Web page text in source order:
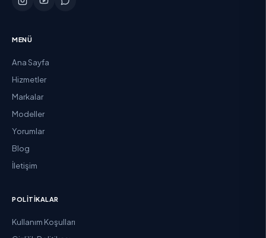
MENÜ
Ana Sayfa
Hizmetler
Markalar
Modeller
Yorumlar
Blog
İletişim
POLITIKALAR
Kullanım Koşulları